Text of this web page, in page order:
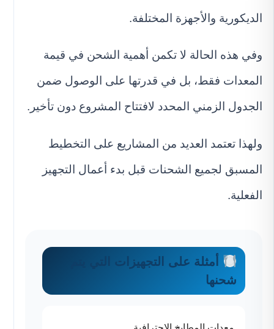
الديكورية والأجهزة المختلفة.
وفي هذه الحالة لا تكمن أهمية الشحن في قيمة
المعدات فقط، بل في قدرتها على الوصول ضمن
الجدول الزمني المحدد لافتتاح المشروع دون تأخير.
ولهذا تعتمد العديد من المشاريع على التخطيط
المسبق لجميع الشحنات قبل بدء أعمال التجهيز
الفعلية.
أمثلة على التجهيزات التي يتم
شحنها